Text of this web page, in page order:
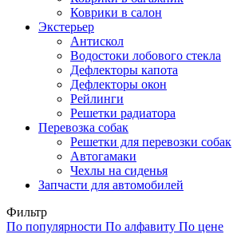
Коврики в салон
Экстерьер
Антискол
Водостоки лобового стекла
Дефлекторы капота
Дефлекторы окон
Рейлинги
Решетки радиатора
Перевозка собак
Решетки для перевозки собак
Автогамаки
Чехлы на сиденья
Запчасти для автомобилей
Фильтр
По популярности По алфавиту По цене